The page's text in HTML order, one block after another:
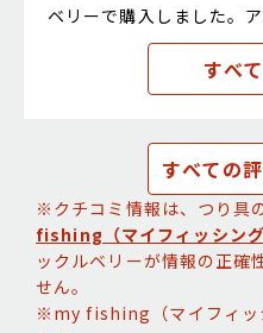
ベリーで購入しました。
も5本は竿を出すため、
なります。店員さんに勧
はあと5本追加です。
すべ
すべての
※クチコミ情報は、つり具
fishing（マイフィッシン
ックルベリーが情報の正確
せん。
※my fishing（マイフィッ